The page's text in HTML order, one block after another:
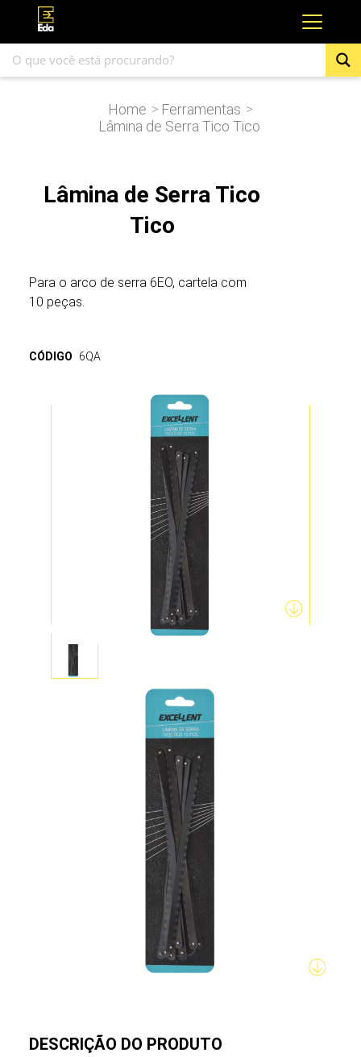
Home > Ferramentas >
Lâmina de Serra Tico Tico
Lâmina de Serra Tico
Tico
Para o arco de serra 6EO, cartela com
10 peças.
CÓDIGO 6QA
DESCRIÇÃO DO PRODUTO